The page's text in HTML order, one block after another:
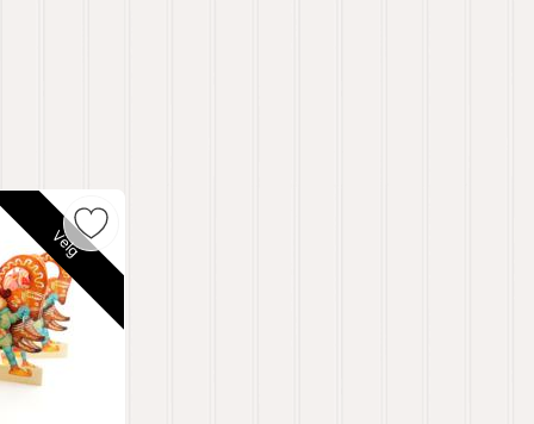
som favoritt
Velg Merk gammeldags Pappersrad Pepperkakebukk